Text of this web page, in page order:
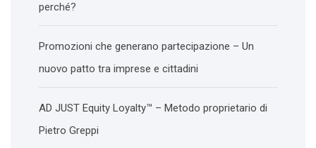
perché?
Promozioni che generano partecipazione – Un
nuovo patto tra imprese e cittadini
AD JUST Equity Loyalty™ – Metodo proprietario di
Pietro Greppi